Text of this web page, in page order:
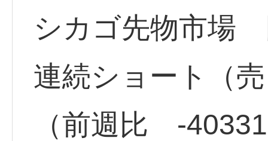
シカゴ先物市
連続ショート（
（前週比 -